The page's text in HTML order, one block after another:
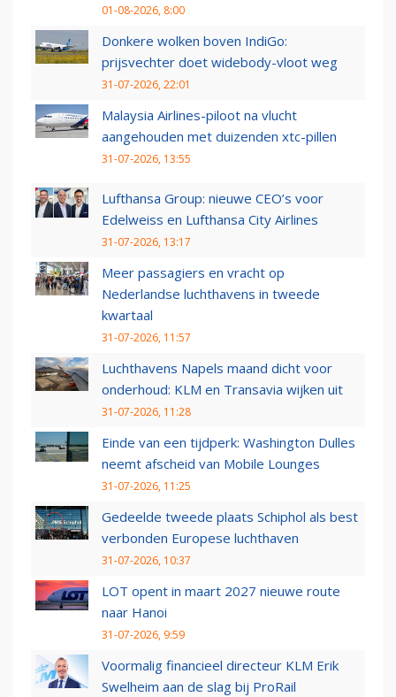
01-08-2026, 8:00
Donkere wolken boven IndiGo:
prijsvechter doet widebody-vloot weg
31-07-2026, 22:01
Malaysia Airlines-piloot na vlucht
aangehouden met duizenden xtc-pillen
31-07-2026, 13:55
Lufthansa Group: nieuwe CEO’s voor
Edelweiss en Lufthansa City Airlines
31-07-2026, 13:17
Meer passagiers en vracht op
Nederlandse luchthavens in tweede
kwartaal
31-07-2026, 11:57
Luchthavens Napels maand dicht voor
onderhoud: KLM en Transavia wijken uit
31-07-2026, 11:28
Einde van een tijdperk: Washington Dulles
neemt afscheid van Mobile Lounges
31-07-2026, 11:25
Gedeelde tweede plaats Schiphol als best
verbonden Europese luchthaven
31-07-2026, 10:37
LOT opent in maart 2027 nieuwe route
naar Hanoi
31-07-2026, 9:59
Voormalig financieel directeur KLM Erik
Swelheim aan de slag bij ProRail